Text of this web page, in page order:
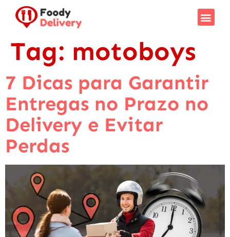
Tag: motoboys
7 Dicas para Garantir
Entregas no Prazo no
Delivery e Evitar
Perdas